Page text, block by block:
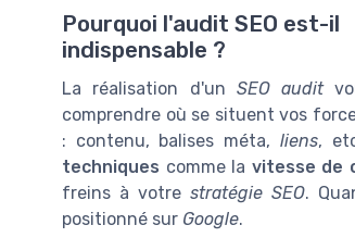
Pourquoi l'audit SEO est-il
indispensable ?
La réalisation d'un SEO audit
comprendre où se situent vos
: contenu, balises méta, liens,
techniques comme la vitesse de
freins à votre stratégie SEO.
positionné sur Google.